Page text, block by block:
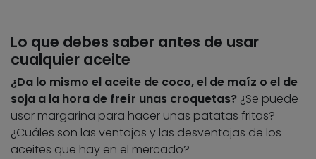
Lo que debes saber antes de usar
cualquier aceite
¿Da lo mismo el aceite de coco, el de maíz o el de
soja a la hora de freír unas croquetas? ¿Se puede
usar margarina para hacer unas patatas fritas?
¿Cuáles son las ventajas y las desventajas de los
aceites que hay en el mercado?